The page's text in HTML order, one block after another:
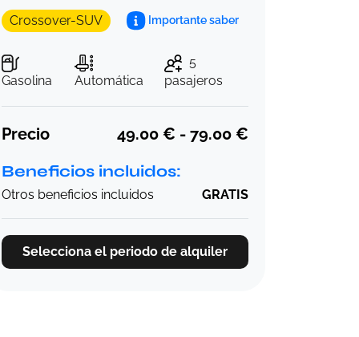
Crossover-SUV Importante saber
Gasolina Automática
5
pasajeros
Precio 49.00 € - 79.00 €
Beneficios incluidos:
Otros beneficios incluidos GRATIS
Selecciona el periodo de alquiler